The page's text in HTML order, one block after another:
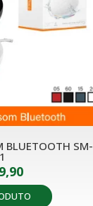
BLUETOOTH SM-